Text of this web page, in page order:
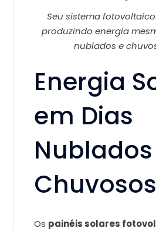
Seu sistema
produzindo energia
nublados e
Energia
em Dias
Chuvosos
Os painéis solares